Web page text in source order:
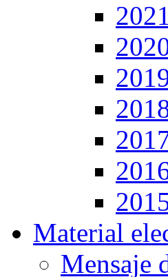
2021
Material
Mensaje